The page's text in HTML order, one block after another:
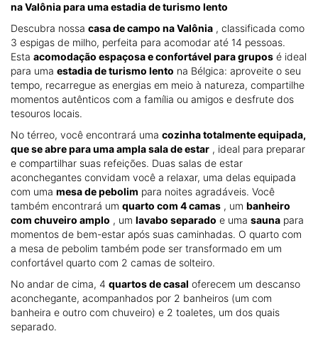
na Valônia para uma estadia de turismo lento
Descubra nossa casa de campo na Valônia , classificada como
3 espigas de milho, perfeita para acomodar até 14 pessoas.
Esta acomodação espaçosa e confortável para grupos é ideal
para uma estadia de turismo lento na Bélgica: aproveite o seu
tempo, recarregue as energias em meio à natureza, compartilhe
momentos autênticos com a família ou amigos e desfrute dos
tesouros locais.
No térreo, você encontrará uma cozinha totalmente equipada,
que se abre para uma ampla sala de estar , ideal para preparar
e compartilhar suas refeições. Duas salas de estar
aconchegantes convidam você a relaxar, uma delas equipada
com uma mesa de pebolim para noites agradáveis. Você
também encontrará um quarto com 4 camas , um banheiro
com chuveiro amplo , um lavabo separado e uma sauna para
momentos de bem-estar após suas caminhadas. O quarto com
a mesa de pebolim também pode ser transformado em um
confortável quarto com 2 camas de solteiro.
No andar de cima, 4 quartos de casal oferecem um descanso
aconchegante, acompanhados por 2 banheiros (um com
banheira e outro com chuveiro) e 2 toaletes, um dos quais
separado.